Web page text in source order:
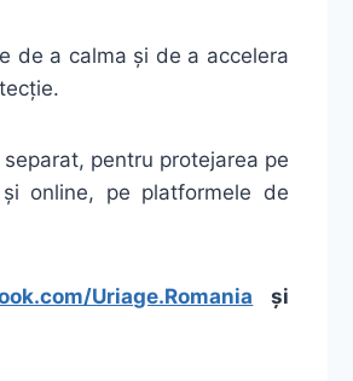
de a calma și de a accelera
pentru protejarea pe
online, pe platformele de
Uriage.Romania și